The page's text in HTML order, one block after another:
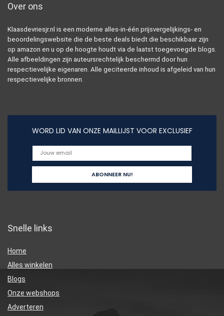
Over ons
Klaasdevriesjr.nl is een moderne alles-in-één prijsvergelijkings- en
beoordelingswebsite die de beste deals biedt die beschikbaar zijn
op amazon en u op de hoogte houdt via de laatst toegevoegde blogs.
Alle afbeeldingen zijn auteursrechtelijk beschermd door hun
respectievelijke eigenaren. Alle geciteerde inhoud is afgeleid van hun
respectievelijke bronnen.
WORD LID VAN ONZE MAILLIJST VOOR EXCLUSIEF
Snelle links
Home
Alles winkelen
Blogs
Onze webshops
Adverteren